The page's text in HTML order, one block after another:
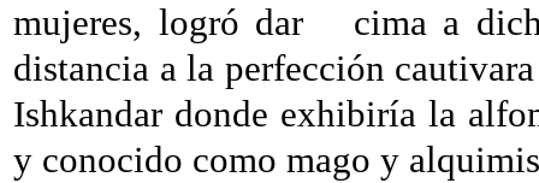
mujeres, logró dar
cima a
distancia a la perfección
Ishkandar donde exhibiría la
y conocido como mago y